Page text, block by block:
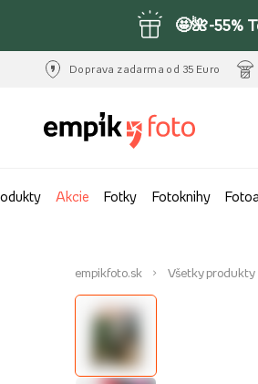
🤩🌺-55%
Doprava zadarma od 35 Euro
Akcie Fotky Fotoknihy
empikfoto.sk Všetky produkty